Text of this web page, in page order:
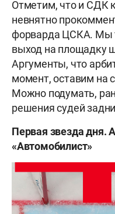
Отметим, что и СДК
невнятно
форварда ЦСКА. Мы
выход на площадку
Аргументы, что
момент, оставим на
Можно подумать,
решения судей
Первая звезда дня.
«Автомобилист»